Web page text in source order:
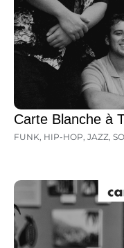
Carte Blanche à
FUNK, HIP-HOP, JAZZ,